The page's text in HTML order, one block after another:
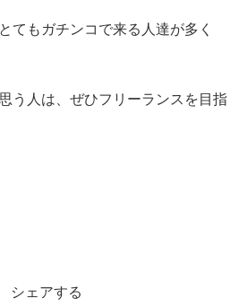
てもガチンコで来る人達が多く
う人は、ぜひフリーランスを目指
シェアする